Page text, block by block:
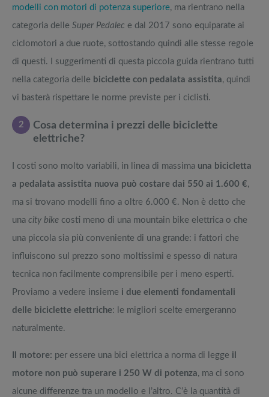
modelli con motori di potenza superiore, ma rientrano nella
categoria delle Super Pedalec e dal 2017 sono equiparate ai
ciclomotori a due ruote, sottostando quindi alle stesse regole
di questi. I suggerimenti di questa piccola guida rientrano tutti
nella categoria delle biciclette con pedalata assistita, quindi
vi basterà rispettare le norme previste per i ciclisti.
2
Cosa determina i prezzi delle biciclette
elettriche?
I costi sono molto variabili, in linea di massima una bicicletta
a pedalata assistita nuova può costare dai 550 ai 1.600 €,
ma si trovano modelli fino a oltre 6.000 €. Non è detto che
una city bike costi meno di una mountain bike elettrica o che
una piccola sia più conveniente di una grande: i fattori che
influiscono sul prezzo sono moltissimi e spesso di natura
tecnica non facilmente comprensibile per i meno esperti.
Proviamo a vedere insieme i due elementi fondamentali
delle biciclette elettriche: le migliori scelte emergeranno
naturalmente.
Il motore: per essere una bici elettrica a norma di legge il
motore non può superare i 250 W di potenza, ma ci sono
alcune differenze tra un modello e l’altro. C’è la quantità di